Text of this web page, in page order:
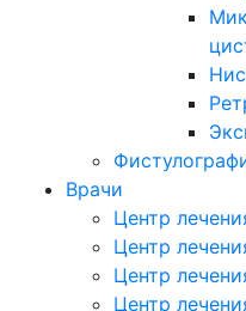
Врачи
Центр
Центр
Центр
Центр